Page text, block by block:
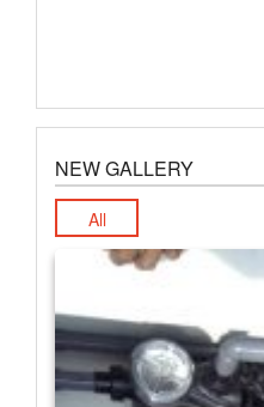
NEW GALLERY
All